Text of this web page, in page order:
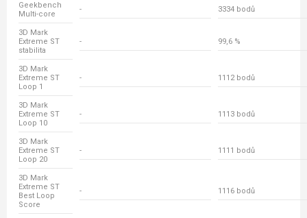
Geekbench
Multi-core
- 3334 bodů
3D Mark
Extreme ST
stabilita
- 99,6 %
3D Mark
Extreme ST
Loop 1
- 1112 bodů
3D Mark
Extreme ST
Loop 10
- 1113 bodů
3D Mark
Extreme ST
Loop 20
- 1111 bodů
3D Mark
Extreme ST
Best Loop
Score
- 1116 bodů